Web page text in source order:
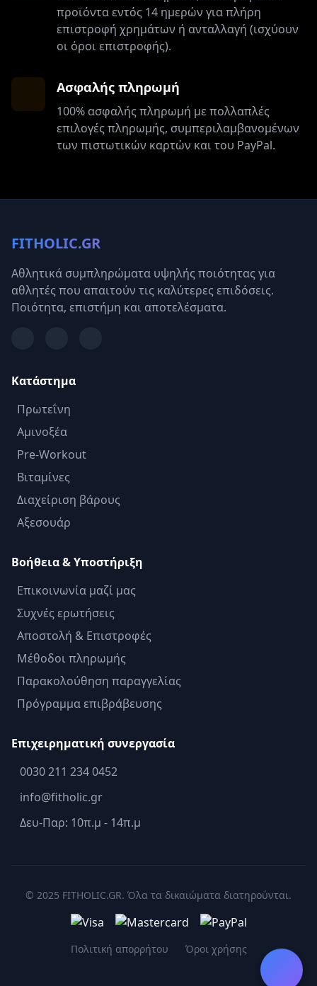
προϊόντα εντός 14 ημερών για πλήρη
επιστροφή χρημάτων ή ανταλλαγή (ισχύουν
οι όροι επιστροφής).
Ασφαλής πληρωμή
100% ασφαλής πληρωμή με πολλαπλές
επιλογές πληρωμής, συμπεριλαμβανομένων
των πιστωτικών καρτών και του PayPal.
FITHOLIC.GR
Αθλητικά συμπληρώματα υψηλής ποιότητας για
αθλητές που απαιτούν τις καλύτερες επιδόσεις.
Ποιότητα, επιστήμη και αποτελέσματα.
Κατάστημα
Πρωτεΐνη
Αμινοξέα
Pre-Workout
Βιταμίνες
Διαχείριση βάρους
Αξεσουάρ
Βοήθεια & Υποστήριξη
Επικοινωνία μαζί μας
Συχνές ερωτήσεις
Αποστολή & Επιστροφές
Μέθοδοι πληρωμής
Παρακολούθηση παραγγελίας
Πρόγραμμα επιβράβευσης
Επιχειρηματική συνεργασία
0030 211 234 0452
info@fitholic.gr
Δευ-Παρ: 10π.μ - 14π.μ
© 2025 FITHOLIC.GR. Όλα τα δικαιώματα διατηρούνται.
Πολιτική απορρήτου Όροι χρήσης